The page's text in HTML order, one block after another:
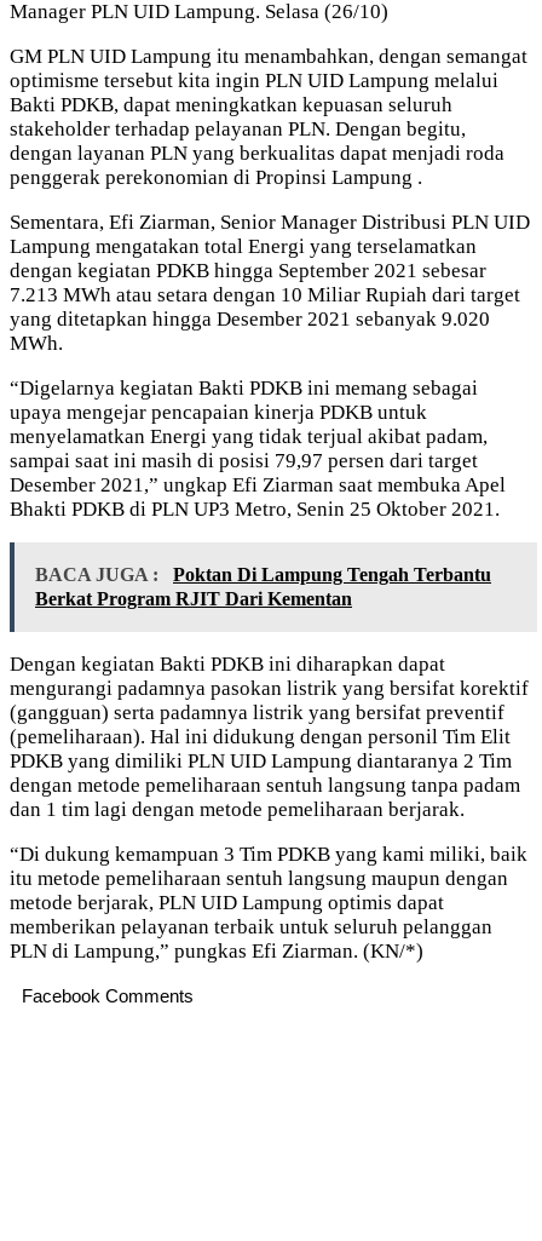
Manager PLN UID Lampung. Selasa (26/10)
GM PLN UID Lampung itu menambahkan, dengan semangat
optimisme tersebut kita ingin PLN UID Lampung melalui
Bakti PDKB, dapat meningkatkan kepuasan seluruh
stakeholder terhadap pelayanan PLN. Dengan begitu,
dengan layanan PLN yang berkualitas dapat menjadi roda
penggerak perekonomian di Propinsi Lampung .
Sementara, Efi Ziarman, Senior Manager Distribusi PLN UID
Lampung mengatakan total Energi yang terselamatkan
dengan kegiatan PDKB hingga September 2021 sebesar
7.213 MWh atau setara dengan 10 Miliar Rupiah dari target
yang ditetapkan hingga Desember 2021 sebanyak 9.020
MWh.
“Digelarnya kegiatan Bakti PDKB ini memang sebagai
upaya mengejar pencapaian kinerja PDKB untuk
menyelamatkan Energi yang tidak terjual akibat padam,
sampai saat ini masih di posisi 79,97 persen dari target
Desember 2021,” ungkap Efi Ziarman saat membuka Apel
Bhakti PDKB di PLN UP3 Metro, Senin 25 Oktober 2021.
BACA JUGA :
Poktan Di Lampung Tengah Terbantu
Berkat Program RJIT Dari Kementan
Dengan kegiatan Bakti PDKB ini diharapkan dapat
mengurangi padamnya pasokan listrik yang bersifat korektif
(gangguan) serta padamnya listrik yang bersifat preventif
(pemeliharaan). Hal ini didukung dengan personil Tim Elit
PDKB yang dimiliki PLN UID Lampung diantaranya 2 Tim
dengan metode pemeliharaan sentuh langsung tanpa padam
dan 1 tim lagi dengan metode pemeliharaan berjarak.
“Di dukung kemampuan 3 Tim PDKB yang kami miliki, baik
itu metode pemeliharaan sentuh langsung maupun dengan
metode berjarak, PLN UID Lampung optimis dapat
memberikan pelayanan terbaik untuk seluruh pelanggan
PLN di Lampung,” pungkas Efi Ziarman. (KN/*)
Facebook Comments